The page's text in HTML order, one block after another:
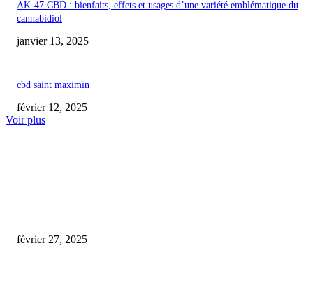
AK-47 CBD : bienfaits, effets et usages d’une variété emblématique du
cannabidiol
janvier 13, 2025
cbd saint maximin
février 12, 2025
Voir plus
février 27, 2025